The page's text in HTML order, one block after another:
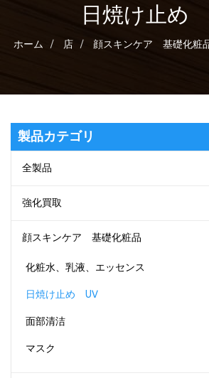
日焼け止め
ホーム 店 顔スキンケア 基礎化粧
製品カテゴリ
全製品
強化買取
顔スキンケア 基礎化粧品
化粧水、乳液、エッセンス
日焼け止め UV
面部清洁
マスク